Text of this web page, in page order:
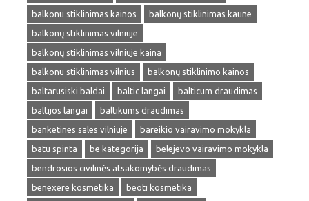
balkonu stiklinimas kainos
balkonų stiklinimas kaune
balkonų stiklinimas vilniuje
balkonų stiklinimas vilniuje kaina
balkonu stiklinimas vilnius
balkonų stiklinimo kainos
baltarusiski baldai
baltic langai
balticum draudimas
baltijos langai
baltikums draudimas
banketines sales vilniuje
bareikio vairavimo mokykla
batu spinta
be kategorija
belejevo vairavimo mokykla
bendrosios civilinės atsakomybės draudimas
benexere kosmetika
beoti kosmetika